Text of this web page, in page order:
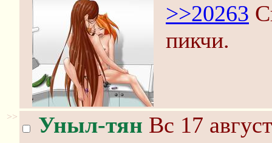
>>20263
пикчи.
>> Уныл-тян Вс 17